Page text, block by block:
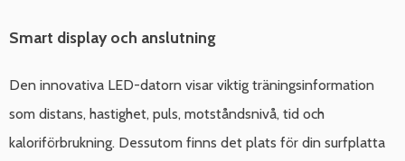
Smart display och anslutning
Den innovativa LED-datorn visar viktig träningsinformation
som distans, hastighet, puls, motståndsnivå, tid och
kaloriförbrukning. Dessutom finns det plats för din surfplatta